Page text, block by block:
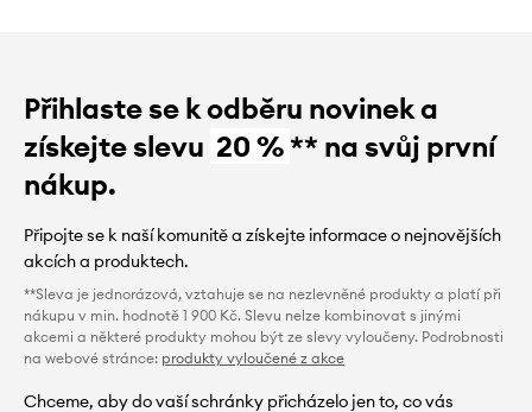
Přihlaste se k odběru novinek a
získejte slevu 20 %** na svůj první
nákup.
Připojte se k naší komunitě a získejte informace o nejnovějších
akcích a produktech.
**Sleva je jednorázová, vztahuje se na nezlevněné produkty a platí při
nákupu v min. hodnotě 1 900 Kč. Slevu nelze kombinovat s jinými
akcemi a některé produkty mohou být ze slevy vyloučeny. Podrobnosti
na webové stránce: produkty vyloučené z akce
Chceme, aby do vaší schránky přicházelo jen to, co vás